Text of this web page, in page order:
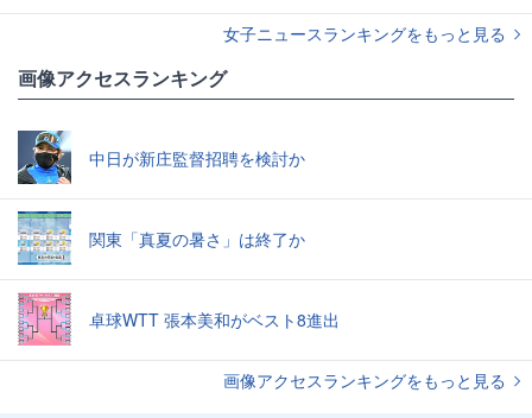
女子ニュースランキングをもっと見る
画像アクセスランキング
中日が新庄監督招聘を検討か
関東「真夏の暑さ」は終了か
卓球WTT 張本美和がベスト8進出
画像アクセスランキングをもっと見る